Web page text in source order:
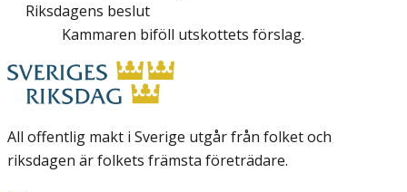
Riksdagens beslut
Kammaren biföll utskottets förslag.
All offentlig makt i Sverige utgår från folket och
riksdagen är folkets främsta företrädare.